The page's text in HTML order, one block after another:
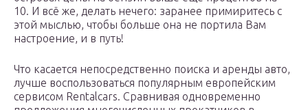
10. И всё же, делать нечего: заранее примиритесь с
этой мыслью, чтобы больше она не портила Вам
настроение, и в путь!
Что касается непосредственно поиска и аренды авто,
лучше воспользоваться популярным европейским
сервисом Rentalcars. Сравнивая одновременно